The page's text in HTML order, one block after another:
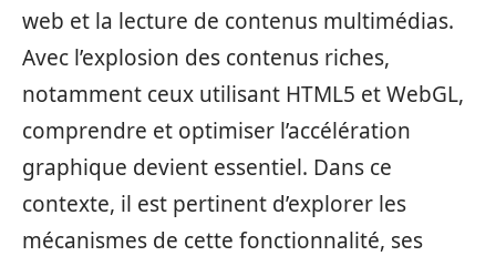
web et la lecture de contenus multimédias.
Avec l’explosion des contenus riches,
notamment ceux utilisant HTML5 et WebGL,
comprendre et optimiser l’accélération
graphique devient essentiel. Dans ce
contexte, il est pertinent d’explorer les
mécanismes de cette fonctionnalité, ses